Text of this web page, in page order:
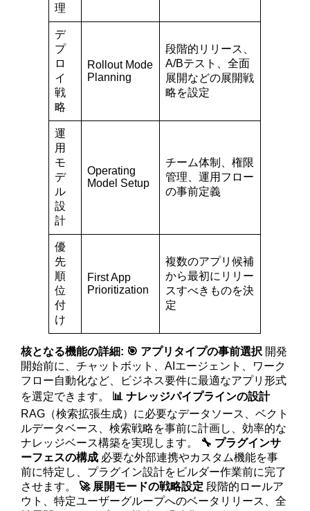
理
デ
プ
ロ
イ
戦
略
Rollout Mode
Planning
段階的リリース、
A/Bテスト、全面
展開などの展開戦
略を設定
運
用
モ
デ
ル
設
計
Operating
Model Setup
チーム体制、権限
管理、運用フロー
の事前定義
優
先
順
位
付
け
First App
Prioritization
複数のアプリ候補
から最初にリリー
スすべきものを決
定
核となる機能の詳細: 🎯 アプリタイプの事前選択 開発
開始前に、チャットボット、AIエージェント、ワーク
フロー自動化など、ビジネス要件に最適なアプリ形式
を選定できます。 📊 ナレッジパイプラインの設計
RAG（検索拡張生成）に必要なデータソース、ベクト
ルデータベース、検索戦略を事前に計画し、効率的な
ナレッジベース構築を実現します。 🔧 プラグインサ
ーフェスの構成 必要な外部連携やカスタム機能を事
前に特定し、プラグイン設計をビルダー作業前に完了
させます。 🚀 展開モードの戦略設定 段階的ロールア
ウト、特定ユーザーグループへのベータリリース、全